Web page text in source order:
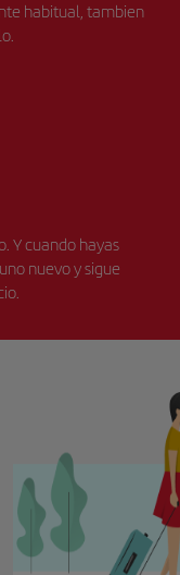
habitual, tambien
Y cuando hayas
nuevo y sigue